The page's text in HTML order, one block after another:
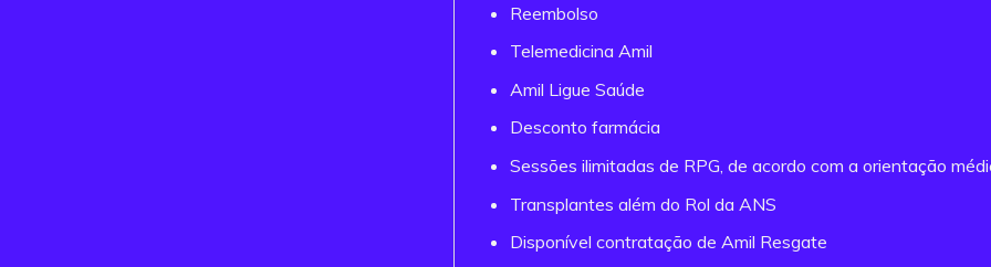
Reembolso
Telemedicina Amil
Amil Ligue Saúde
Desconto farmácia
Sessões ilimitadas de RPG, de acordo com a orientação
Transplantes além do Rol da ANS
Disponível contratação de Amil Resgate